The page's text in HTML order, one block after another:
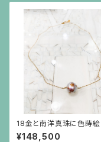
18金と南洋真珠に色蒔絵
が咲くペンダント
¥148,500